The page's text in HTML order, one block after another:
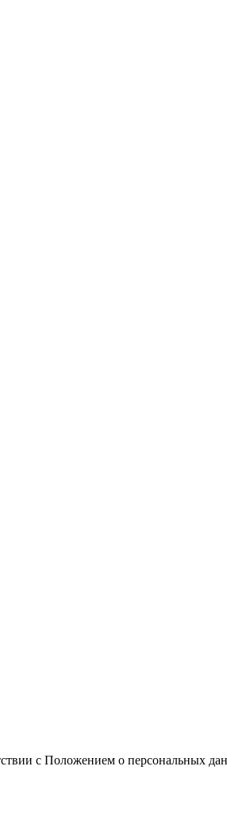
с Положением о персональных